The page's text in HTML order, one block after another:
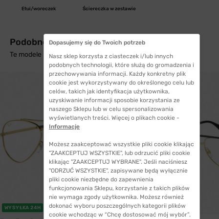
Etui/woreczek Ściereczka w zestawie
Podobne produkty z wysyłką w 24h
Te modele mogą Cię zainteresować
WYSYŁKA 24H
Dopasujemy się do Twoich potrzeb
Nasz sklep korzysta z ciasteczek i/lub innych
podobnych technologii, które służą do gromadzenia i
przechowywania informacji. Każdy konkretny plik
cookie jest wykorzystywany do określonego celu lub
celów, takich jak identyfikacja użytkownika,
uzyskiwanie informacji sposobie korzystania ze
naszego Sklepu lub w celu spersonalizowania
wyświetlanych treści. Więcej o plikach cookie -
Informacje
Możesz zaakceptować wszystkie pliki cookie klikając
"ZAAKCEPTUJ WSZYSTKIE", lub odrzucić pliki cookie
klikając "ZAAKCEPTUJ WYBRANE". Jeśli naciśniesz
"ODRZUĆ WSZYSTKIE", zapisywane będą wyłącznie
pliki cookie niezbędne do zapewnienia
funkcjonowania Sklepu, korzystanie z takich plików
nie wymaga zgody użytkownika. Możesz również
dokonać wyboru poszczególnych kategorii plików
cookie wchodząc w “Chcę dostosować mój wybór”.